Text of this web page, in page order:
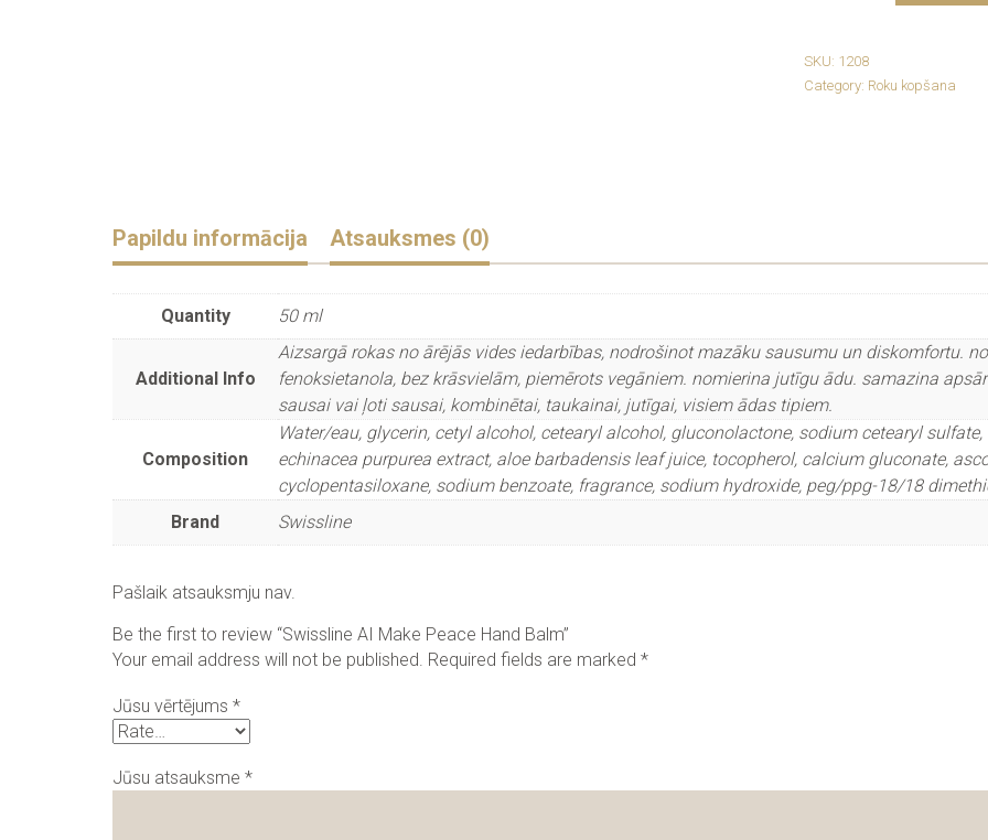
Hand
Balm
SKU: 1208
Category: Roku kopšana
Papildu informācija Atsauksmes (0)
Quantity 50 ml
Additional Info
Aizsargā rokas no ārējās vides iedarbības, nodrošinot mazāku sausumu un diskomfortu.
fenoksietanola, bez krāsvielām, piemērots vegāniem. nomierina jutīgu ādu. samazina
sausai vai ļoti sausai, kombinētai, taukainai, jutīgai, visiem ādas tipiem.
Composition
Water/eau, glycerin, cetyl alcohol, cetearyl alcohol, gluconolactone, sodium cetearyl
echinacea purpurea extract, aloe barbadensis leaf juice, tocopherol, calcium gluconate,
cyclopentasiloxane, sodium benzoate, fragrance, sodium hydroxide, peg/ppg-18/18
Brand
Swissline
Pašlaik atsauksmju nav.
Be the first to review “Swissline AI Make Peace Hand Balm”
Your email address will not be published. Required fields are marked *
Jūsu vērtējums *
Jūsu atsauksme *